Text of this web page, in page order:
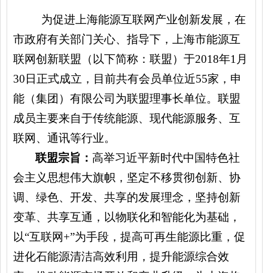
为促进上海能源互联网产业创新发展，在
市政府有关部门关心、指导下 ，
上海市能源互
联网创新联盟（以下简称：联盟）于2018年1月
30日正式成立，目前共有会员单位近55家，申
能（集团）有限公司为联盟理事长单位。联盟
成员主要来自于传统能源、现代能源服务、互
联网、通讯等行业。
联盟宗旨：高举习近平新时代中国特色社
会主义思想伟大旗帜， 坚定不移贯彻创新、协
调、绿色、开发、共享的发展理念， 坚持创新
变革、共享互通，以物联化和智能化为基础，
以“互联网+”为手段，提高可再生能源比重，促
进化石能源清洁高效利用，提升能源综合效